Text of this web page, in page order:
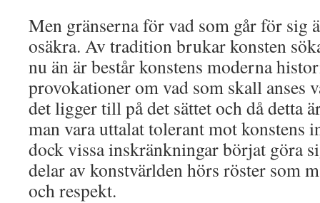
Men gränserna för vad som går för sig
osäkra. Av tradition brukar konsten
nu än är består konstens moderna
provokationer om vad som skall anses
det ligger till på det sättet och då detta
man vara uttalat tolerant mot konstens
dock vissa inskränkningar börjat göra
delar av konstvärlden hörs röster som
och respekt.